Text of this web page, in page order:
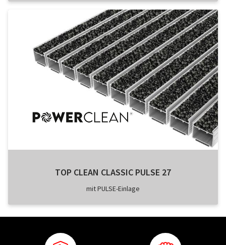
TOP CLEAN CLASSIC PULSE 27
mit PULSE-Einlage